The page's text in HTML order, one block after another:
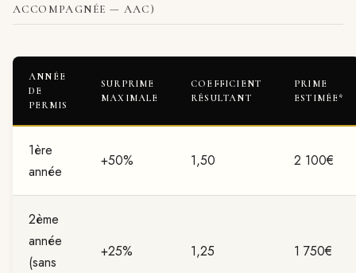
ACCOMPAGNÉE — AAC)
ANNÉE
DE
PERMIS
SURPRIME
MAXIMALE
COEFFICIENT
RÉSULTANT
PRIME
ESTIMÉE*
1ère
année
+50% 1,50 2 100€
2ème
année
(sans
+25% 1,25 1 750€